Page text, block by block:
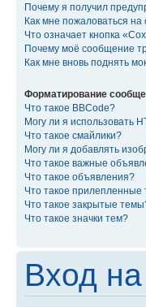
Почему я получил
Как мне пожаловаться
Что означает кнопка
Почему моё сообщение
Как мне вновь поднять
Форматирование
Что такое BBCode?
Могу ли я использовать
Что такое смайлики?
Могу ли я добавлять
Что такое важные
Что такое объявления?
Что такое прилепленные
Что такое закрытые
Что такое значки тем?
Вход